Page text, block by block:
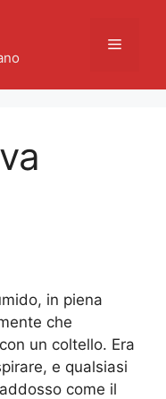
Menu
in piena
che
un coltello. Era
e qualsiasi
come il